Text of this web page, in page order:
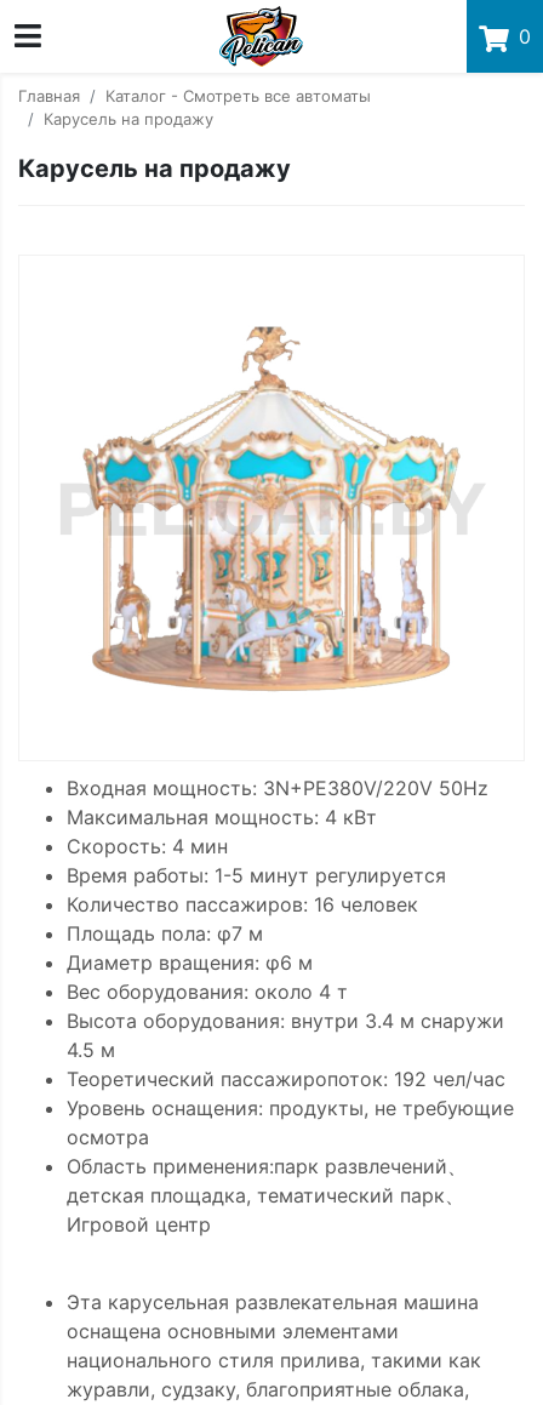
0
Главная
Каталог - Смотреть все автоматы
Карусель на продажу
Карусель на продажу
Входная мощность: 3N+PE380V/220V 50Hz
Максимальная мощность: 4 кВт
Скорость: 4 мин
Время работы: 1-5 минут регулируется
Количество пассажиров: 16 человек
Площадь пола: φ7 м
Диаметр вращения: φ6 м
Вес оборудования: около 4 т
Высота оборудования: внутри 3.4 м снаружи
4.5 м
Теоретический пассажиропоток: 192 чел/час
Уровень оснащения: продукты, не требующие
осмотра
Область применения:парк развлечений、
детская площадка, тематический парк、
Игровой центр
Эта карусельная развлекательная машина
оснащена основными элементами
национального стиля прилива, такими как
журавли, судзаку, благоприятные облака,